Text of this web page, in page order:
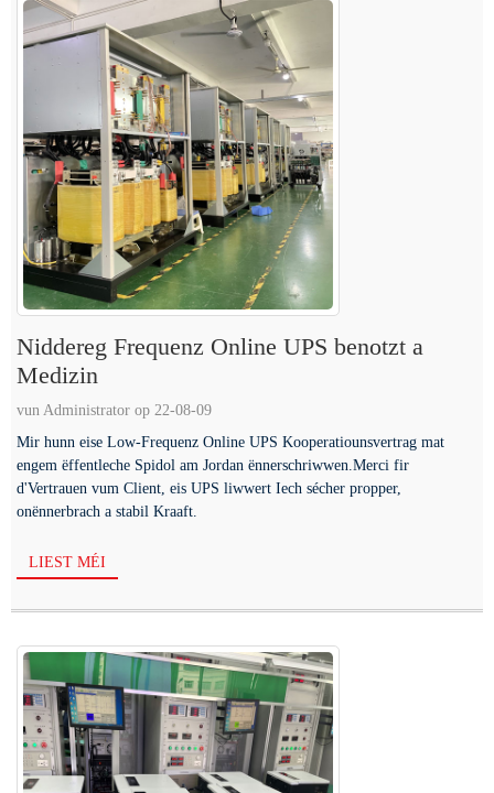
Niddereg Frequenz Online UPS benotzt a
Medizin
vun Administrator op 22-08-09
Mir hunn eise Low-Frequenz Online UPS Kooperatiounsvertrag mat
engem ëffentleche Spidol am Jordan ënnerschriwwen.Merci fir
d'Vertrauen vum Client, eis UPS liwwert Iech sécher propper,
onënnerbrach a stabil Kraaft.
LIEST MÉI